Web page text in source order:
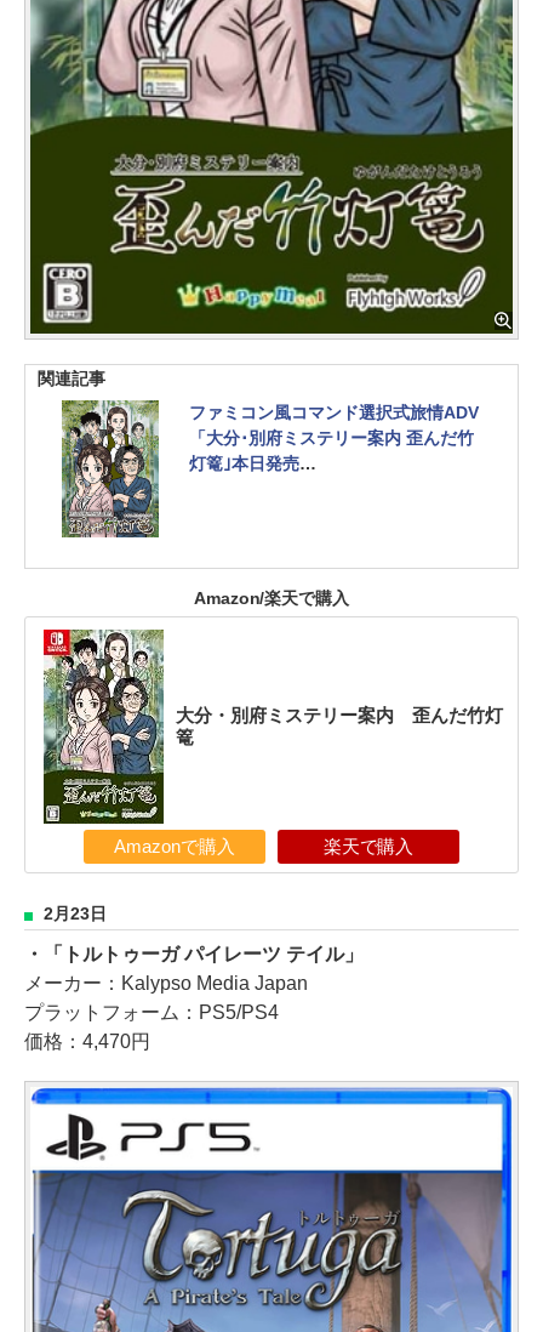
関連記事
ファミコン風コマンド選択式旅情ADV
「大分･別府ミステリー案内 歪んだ竹
灯篭｣本日発売
Amazon/楽天で購入
大分・別府ミステリー案内 歪んだ竹灯
篭
Amazonで購入 楽天で購入
2月23日
・「トルトゥーガ パイレーツ テイル」
メーカー：Kalypso Media Japan
プラットフォーム：PS5/PS4
価格：4,470円